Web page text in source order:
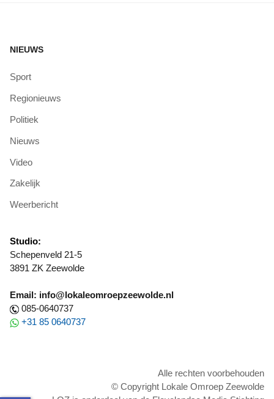
NIEUWS
Sport
Regionieuws
Politiek
Nieuws
Video
Zakelijk
Weerbericht
Studio:
Schepenveld 21-5
3891 ZK Zeewolde
Email: info@lokaleomroepzeewolde.nl
085-0640737
+31 85 0640737
Alle rechten voorbehouden
© Copyright Lokale Omroep Zeewolde